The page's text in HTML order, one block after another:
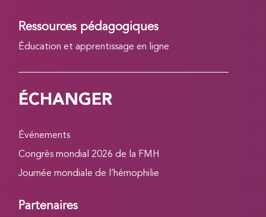
Ressources pédagogiques
Éducation et apprentissage en ligne
ÉCHANGER
Événements
Congrès mondial 2026 de la FMH
Journée mondiale de l’hémophilie
Partenaires